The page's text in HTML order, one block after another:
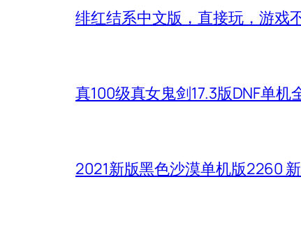
绯红结系中文版，直接玩，游戏
真100级真女鬼剑17.3版DNF单
2021新版黑色沙漠单机版2260